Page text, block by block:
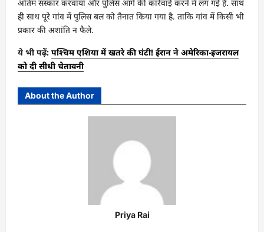
अंतिम संस्कार करवाया और पुलिस आगे की कार्रवाई करने में लग गई है. साथ
ही साथ पूरे गांव में पुलिस बल को तैनात किया गया है. ताकि गांव में किसी भी
प्रकार की अशांति न फैले.
ये भी पढ़ें: पश्चिम एशिया में खतरे की घंटी! ईरान ने अमेरिका-इजरायल
को दी सीधी चेतावनी
About the Author
Priya Rai